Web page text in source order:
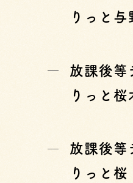
りっと与
放課後等
りっと桜
放課後等
りっと桜